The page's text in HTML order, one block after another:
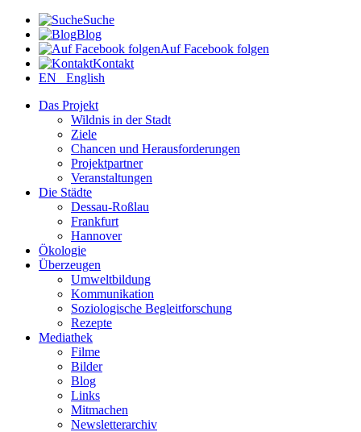
Suche
Blog
Auf Facebook folgen
Kontakt
EN English
Das Projekt
Wildnis in der Stadt
Ziele
Chancen und Herausforderungen
Projektpartner
Veranstaltungen
Die Städte
Dessau-Roßlau
Frankfurt
Hannover
Ökologie
Überzeugen
Umweltbildung
Kommunikation
Soziologische Begleitforschung
Rezepte
Mediathek
Filme
Bilder
Blog
Links
Mitmachen
Newsletterarchiv